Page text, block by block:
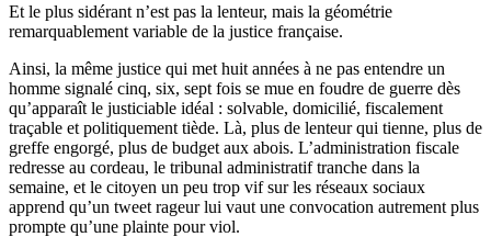
Et le plus sidérant n’est pas la lenteur, mais la géométrie
remarquablement variable de la justice française.
Ainsi, la même justice qui met huit années à ne pas entendre un
homme signalé cinq, six, sept fois se mue en foudre de guerre dès
qu’apparaît le justiciable idéal : solvable, domicilié, fiscalement
traçable et politiquement tiède. Là, plus de lenteur qui tienne, plus de
greffe engorgé, plus de budget aux abois. L’administration fiscale
redresse au cordeau, le tribunal administratif tranche dans la
semaine, et le citoyen un peu trop vif sur les réseaux sociaux
apprend qu’un tweet rageur lui vaut une convocation autrement plus
prompte qu’une plainte pour viol.